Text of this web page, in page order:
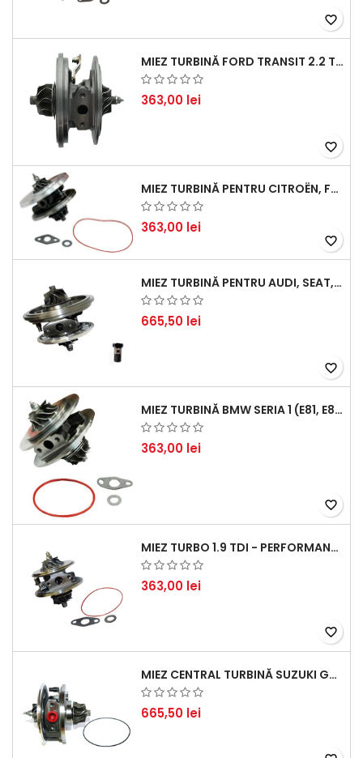
favorite_border
MIEZ TURBINĂ FORD TRANSIT 2.2 TDCI (2007-2016)
363,00 lei
favorite_border
MIEZ TURBINĂ PENTRU CITROËN, FORD, MAZDA, MINI, PEUGEOT ȘI VOLVO - MOTORIZĂRI 1.6 HDI ȘI 1.6 D
363,00 lei
favorite_border
MIEZ TURBINĂ PENTRU AUDI, SEAT, SKODA ȘI VOLKSWAGEN - MOTORIZĂRI 2.0 TDI 103KW 140CP
665,50 lei
favorite_border
MIEZ TURBINĂ BMW SERIA 1 (E81, E87) 120 D - CREȘTEȚI PERFORMANȚA ȘI RĂSPUNSUL MOTORULUI
363,00 lei
favorite_border
MIEZ TURBO 1.9 TDI - PERFORMANȚĂ FIABILĂ PENTRU AUDI, SEAT, SKODA ȘI VW
363,00 lei
favorite_border
MIEZ CENTRAL TURBINĂ SUZUKI GRAND ESCUDO II 1.9 DDIS TRACȚIUNE INTEGRALĂ - MOTORIZARE 1.9L, 95 KW (129 CP)
665,50 lei